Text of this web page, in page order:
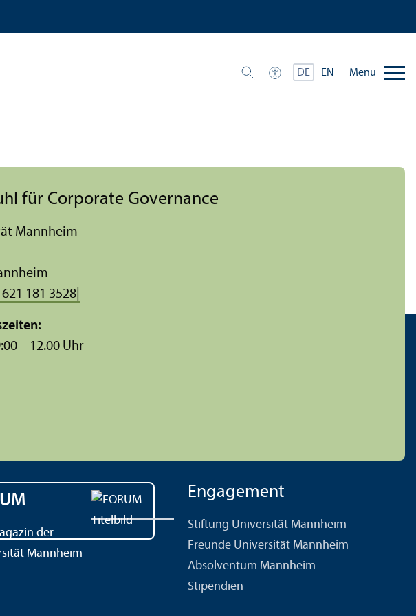
DE EN Menü
für Corporate Governance
Mannheim
181 3528|
– 12.00 Uhr
der
Mannheim
Engagement
Stiftung Universität Mannheim
Freunde Universität Mannheim
Absolventum Mannheim
Stipendien